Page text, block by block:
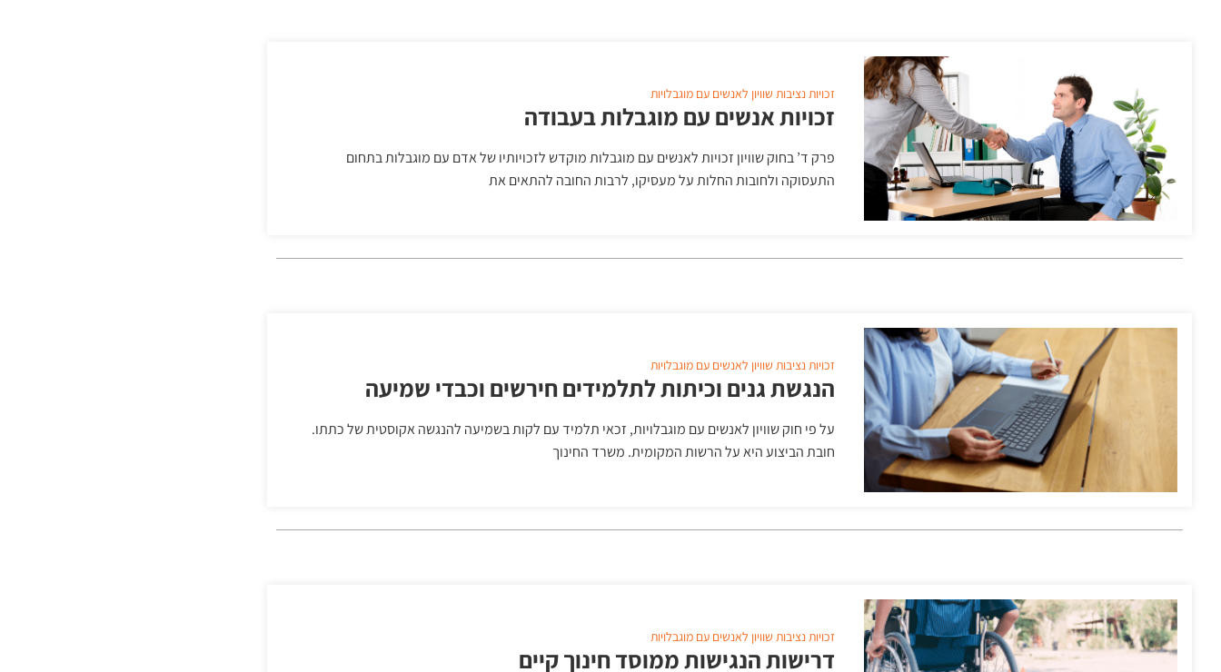
זכויותנציבות שוויון לאנשים עם מוגבלויות
זכויות אנשים עם מוגבלות בעבודה
פרק ד’ בחוק שוויון זכויות לאנשים עם מוגבלות מוקדש לזכויותיו של אדם עם מוגבלות בתחום
התעסוקה ולחובות החלות על מעסיקו, לרבות החובה להתאים את
זכויותנציבות שוויון לאנשים עם מוגבלויות
הנגשת גנים וכיתות לתלמידים חירשים וכבדי שמיעה
על פי חוק שוויון לאנשים עם מוגבלויות, זכאי תלמיד עם לקות בשמיעה להנגשה אקוסטית של כתתו.
חובת הביצוע היא על הרשות המקומית. משרד החינוך
זכויותנציבות שוויון לאנשים עם מוגבלויות
דרישות הנגישות ממוסד חינוך קיים